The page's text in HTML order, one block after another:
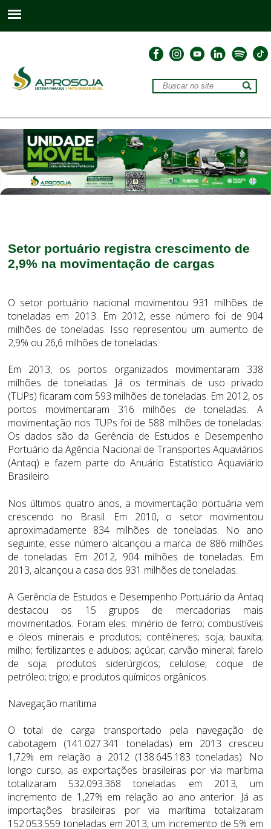
Setor portuário registra crescimento de
2,9% na movimentação de cargas
O setor portuário nacional movimentou 931 milhões de
toneladas em 2013. Em 2012, esse número foi de 904
milhões de toneladas. Isso representou um aumento de
2,9% ou 26,6 milhões de toneladas.
Em 2013, os portos organizados movimentaram 338
milhões de toneladas. Já os terminais de uso privado
(TUPs) ficaram com 593 milhões de toneladas. Em 2012, os
portos movimentaram 316 milhões de toneladas. A
movimentação nos TUPs foi de 588 milhões de toneladas.
Os dados são da Gerência de Estudos e Desempenho
Portuário da Agência Nacional de Transportes Aquaviários
(Antaq) e fazem parte do Anuário Estatístico Aquaviário
Brasileiro.
Nos últimos quatro anos, a movimentação portuária vem
crescendo no Brasil. Em 2010, o setor movimentou
aproximadamente 834 milhões de toneladas. No ano
seguinte, esse número alcançou a marca de 886 milhões
de toneladas. Em 2012, 904 milhões de toneladas. Em
2013, alcançou a casa dos 931 milhões de toneladas.
A Gerência de Estudos e Desempenho Portuário da Antaq
destacou os 15 grupos de mercadorias mais
movimentados. Foram eles: minério de ferro; combustíveis
e óleos minerais e produtos; contêineres; soja; bauxita;
milho; fertilizantes e adubos; açúcar; carvão mineral; farelo
de soja; produtos siderúrgicos; celulose; coque de
petróleo; trigo; e produtos químicos orgânicos.
Navegação marítima
O total de carga transportado pela navegação de
cabotagem (141.027.341 toneladas) em 2013 cresceu
1,72% em relação a 2012 (138.645.183 toneladas). No
longo curso, as exportações brasileiras por via marítima
totalizaram 532.093.368 toneladas em 2013, um
incremento de 1,27% em relação ao ano anterior. Já as
importações brasileiras por via marítima totalizaram
152.053.559 toneladas em 2013, um incremento de 5% em